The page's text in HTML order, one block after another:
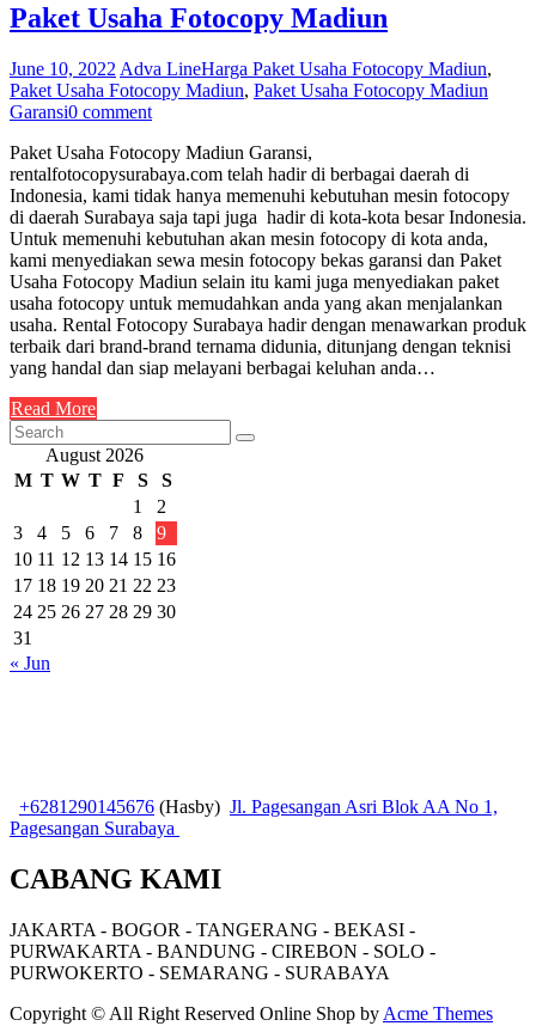
Paket Usaha Fotocopy Madiun
June 10, 2022 Adva LineHarga Paket Usaha Fotocopy Madiun,
Paket Usaha Fotocopy Madiun, Paket Usaha Fotocopy Madiun
Garansi0 comment
Paket Usaha Fotocopy Madiun Garansi,
rentalfotocopysurabaya.com telah hadir di berbagai daerah di
Indonesia, kami tidak hanya memenuhi kebutuhan mesin fotocopy
di daerah Surabaya saja tapi juga hadir di kota-kota besar Indonesia.
Untuk memenuhi kebutuhan akan mesin fotocopy di kota anda,
kami menyediakan sewa mesin fotocopy bekas garansi dan Paket
Usaha Fotocopy Madiun selain itu kami juga menyediakan paket
usaha fotocopy untuk memudahkan anda yang akan menjalankan
usaha. Rental Fotocopy Surabaya hadir dengan menawarkan produk
terbaik dari brand-brand ternama didunia, ditunjang dengan teknisi
yang handal dan siap melayani berbagai keluhan anda…
Read More
August 2026
M T W T F S
S
1
2
3
4 5 6 7 8
9
10 11 12 13 14 15 16
17 18 19 20 21 22 23
24 25 26 27 28 29 30
31
« Jun
+6281290145676 (Hasby) Jl. Pagesangan Asri Blok AA No 1,
Pagesangan Surabaya
CABANG KAMI
JAKARTA - BOGOR - TANGERANG - BEKASI -
PURWAKARTA - BANDUNG - CIREBON - SOLO -
PURWOKERTO - SEMARANG - SURABAYA
Copyright © All Right Reserved Online Shop by Acme Themes